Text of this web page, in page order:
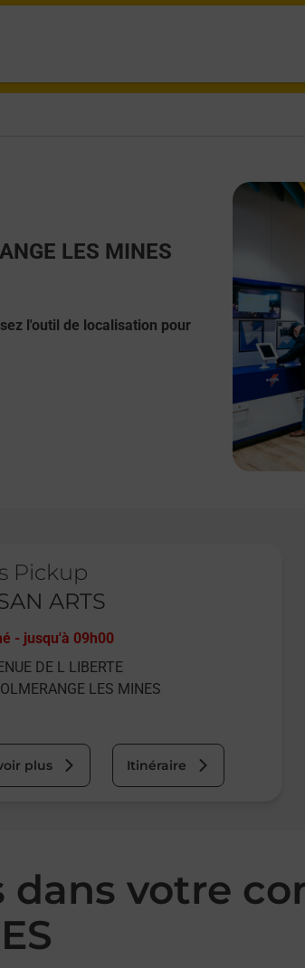
LES MINES
l'outil de localisation pour
Pickup
ARTS
- jusqu'à 09h00
DE L LIBERTE
LES MINES
plus Itinéraire
dans votre